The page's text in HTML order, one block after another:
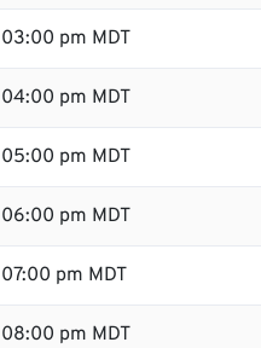
03:00 pm MDT
04:00 pm MDT
05:00 pm MDT
06:00 pm MDT
07:00 pm MDT
08:00 pm MDT